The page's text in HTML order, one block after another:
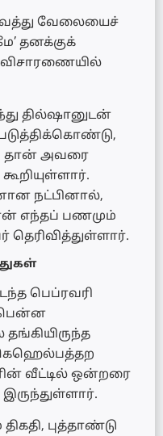
வேலையைச்
தனக்குக்
விசாரணையில்
தில்ஷானுடன்
தான் அவரை
நட்பினால்,
எந்தப் பணமும்
பெப்ரவரி
வீட்டில் ஒன்றரை
புத்தாண்டு